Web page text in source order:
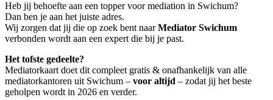
Heb jij behoefte aan een topper voor mediation in Swichum?
Dan ben je aan het juiste adres.
Wij zorgen dat jij die op zoek bent naarMediator Swichum
verbonden wordt aan een expert die bij je past.
Het tofste gedeelte?
Mediatorkaart doet dit compleet gratis & onafhankelijk van alle
mediatorkantoren uit Swichum – voor altijd – zodat jij het beste
geholpen wordt in 2026 en verder.